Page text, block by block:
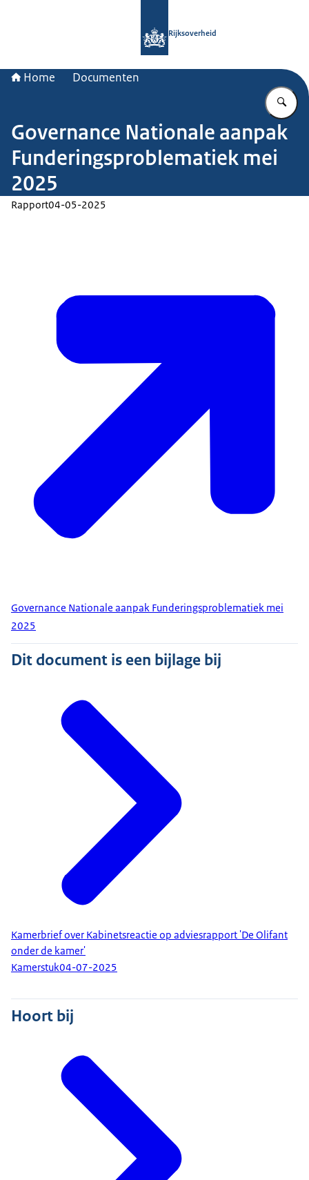
Rijksoverheid
Home Documenten
Governance Nationale aanpak
Funderingsproblematiek mei
2025
Rapport04-05-2025
Governance Nationale aanpak Funderingsproblematiek mei
2025
Dit document is een bijlage bij
Kamerbrief over Kabinetsreactie op adviesrapport 'De Olifant
onder de kamer'
Kamerstuk04-07-2025
Hoort bij